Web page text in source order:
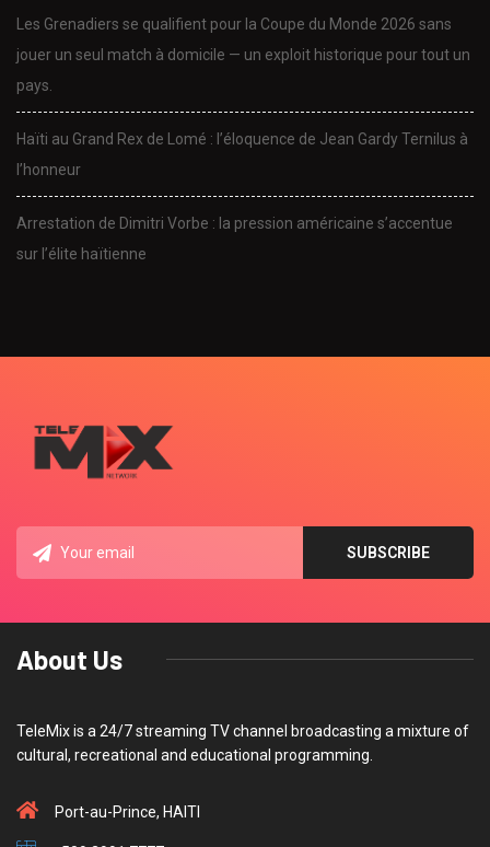
Les Grenadiers se qualifient pour la Coupe du Monde 2026 sans
jouer un seul match à domicile — un exploit historique pour tout un
pays.
Haïti au Grand Rex de Lomé : l’éloquence de Jean Gardy Ternilus à
l’honneur
Arrestation de Dimitri Vorbe : la pression américaine s’accentue
sur l’élite haïtienne
About Us
TeleMix is a 24/7 streaming TV channel broadcasting a mixture of
cultural, recreational and educational programming.
Port-au-Prince, HAITI